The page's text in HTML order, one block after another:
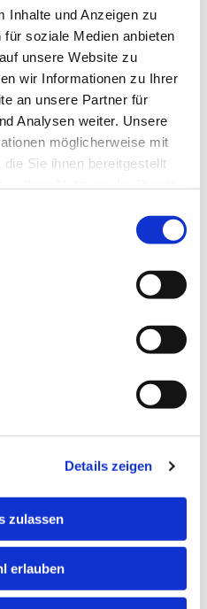
Inhalte und Anzeigen zu
soziale Medien anbieten
unsere Website zu
wir Informationen zu Ihrer
an unsere Partner für
Analysen weiter. Unsere
möglicherweise mit
Sie ihnen bereitgestellt
Details zeigen
zulassen
erlauben
Sie auch